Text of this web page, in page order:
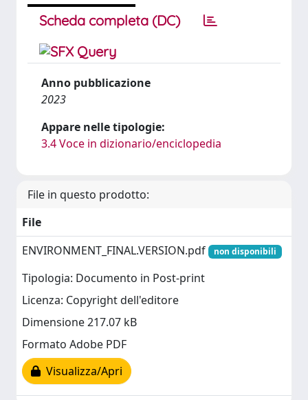
Scheda completa (DC)
Anno pubblicazione
2023
Appare nelle tipologie:
3.4 Voce in dizionario/enciclopedia
File in questo prodotto:
File
ENVIRONMENT_FINAL.VERSION.pdf
non disponibili
Tipologia: Documento in Post-print
Licenza: Copyright dell'editore
Dimensione 217.07 kB
Formato Adobe PDF
Visualizza/Apri